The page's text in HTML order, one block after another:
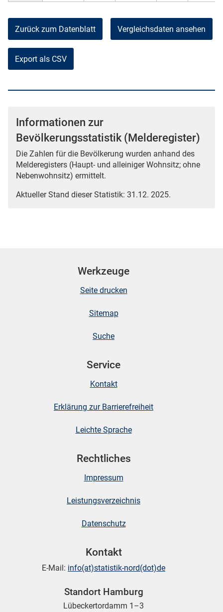
Zurück zum Datenblatt Vergleichsdaten ansehen
Export als CSV
Informationen zur
Bevölkerungsstatistik (Melderegister)
Die Zahlen für die Bevölkerung wurden anhand des
Melderegisters (Haupt- und alleiniger Wohnsitz; ohne
Nebenwohnsitz) ermittelt.
Aktueller Stand dieser Statistik: 31.12. 2025.
Werkzeuge
Seite drucken
Sitemap
Suche
Service
Kontakt
Erklärung zur Barrierefreiheit
Leichte Sprache
Rechtliches
Impressum
Leistungsverzeichnis
Datenschutz
Kontakt
E-Mail: info(at)statistik-nord(dot)de
Standort Hamburg
Lübeckertordamm 1–3